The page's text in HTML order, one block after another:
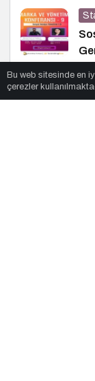
Bu web sitesinde en
çerezler